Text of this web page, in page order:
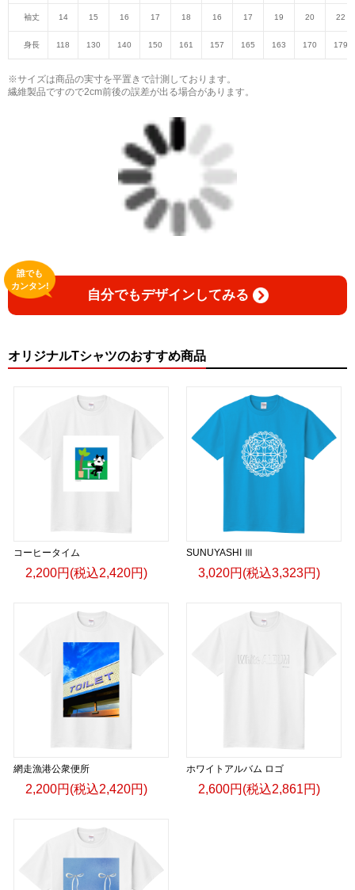
袖丈 14 15 16 17 18 16 17 19 20 22
身長 118 130 140 150 161 157 165 163 170 179
※サイズは商品の実寸を平置きで計測しております。
繊維製品ですので2cm前後の誤差が出る場合があります。
自分でもデザインしてみる
誰でも
カンタン!
オリジナルTシャツのおすすめ商品
コーヒータイム
2,200円(税込2,420円)
SUNUYASHI Ⅲ
3,020円(税込3,323円)
網走漁港公衆便所
2,200円(税込2,420円)
ホワイトアルバム ロゴ
2,600円(税込2,861円)